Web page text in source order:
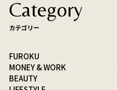
Category
カテゴリー
FUROKU
MONEY & WORK
BEAUTY